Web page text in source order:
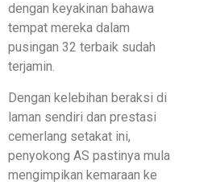
dengan keyakinan bahawa
tempat mereka dalam
pusingan 32 terbaik sudah
terjamin.
Dengan kelebihan beraksi di
laman sendiri dan prestasi
cemerlang setakat ini,
penyokong AS pastinya mula
mengimpikan kemaraan ke